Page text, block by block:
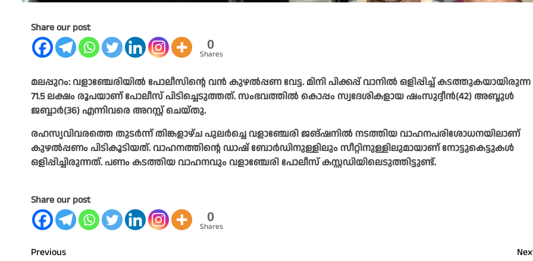
Share our post
0
Shares
മലപ്പുറം: വളാഞ്ചേരിയില്‍ പോലീസിന്റെ വന്‍ കുഴല്‍പ്പണ വേട്ട. മിനി പിക്കപ്പ് വാനില്‍ ഒളിപ്പിച്ച് കടത്തുകയായിരുന്ന
71.5 ലക്ഷം രൂപയാണ് പോലീസ് പിടിച്ചെടുത്തത്. സംഭവത്തില്‍ കൊപ്പം സ്വദേശികളായ ഷംസുദ്ദീന്‍(42) അബ്ദുള്‍
ജബ്ബാര്‍(36) എന്നിവരെ അറസ്റ്റ് ചെയ്തു.
രഹസ്യവിവരത്തെ തുടര്‍ന്ന് തിങ്കളാഴ്ച പുലര്‍ച്ചെ വളാഞ്ചേരി ജങ്ഷനില്‍ നടത്തിയ വാഹനപരിശോധനയിലാണ്
കുഴല്‍പ്പണം പിടികൂടിയത്. വാഹനത്തിന്റെ ഡാഷ് ബോര്‍ഡിനുള്ളിലും സീറ്റിനുള്ളിലുമായാണ് നോട്ടുകെട്ടുകള്‍
ഒളിപ്പിച്ചിരുന്നത്. പണം കടത്തിയ വാഹനവും വളാഞ്ചേരി പോലീസ് കസ്റ്റഡിയിലെടുത്തിട്ടുണ്ട്.
Share our post
0
Shares
Post
Previous